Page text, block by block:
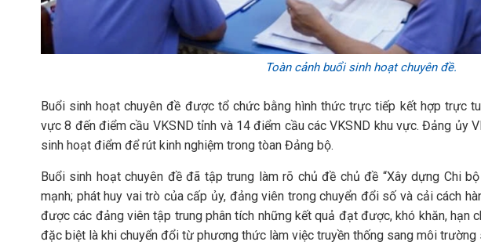
Toàn cảnh buổi sinh hoạt chuyên đề.
Buổi sinh hoạt chuyên đề được tổ chức bằng hình thức trực tiếp kết hợp trực
vực 8 đến điểm cầu VKSND tỉnh và 14 điểm cầu các VKSND khu vực. Đảng ủy
sinh hoạt điểm để rút kinh nghiệm trong tòan Đảng bộ.
Buổi sinh hoạt chuyên đề đã tập trung làm rõ chủ đề chủ đề “Xây dựng Chi
mạnh; phát huy vai trò của cấp ủy, đảng viên trong chuyển đổi số và cải cách
được các đảng viên tập trung phân tích những kết quả đạt được, khó khăn, hạn
đặc biệt là khi chuyển đổi từ phương thức làm việc truyền thống sang môi trường